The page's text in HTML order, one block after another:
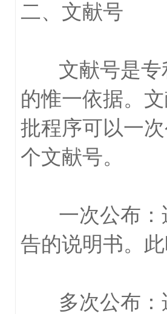
二、文献号
文献号是专
的惟一依据。
批程序可以一
个文献号。
一次公布：
告的说明书。
多次公布：